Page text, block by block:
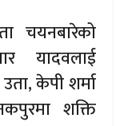
चयनबारेको
यादवलाई
केपी शर्मा
शक्ति